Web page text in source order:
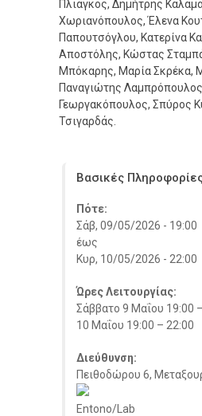
Πλιάγκος, Δημήτρης
Χωριανόπουλος, Έλενα
Παπουτσόγλου, Κατερίνα
Αποστόλης, Κώστας
Μπόκαρης, Μαρία Σκρέκα,
Παναγιώτης
Γεωργακόπουλος, Σπύρος
Τσιγαρδάς.
Βασικές
Πότε:
Σάβ, 09/05/2026 - 19:00
έως
Κυρ, 10/05/2026 - 22:00
Ώρες Λειτουργίας:
Σάββατο 9 Μαΐου 19:00
10 Μαΐου 19:00 – 22:00
Διεύθυνση:
Πειθοδώρου 6,
Entono/Lab